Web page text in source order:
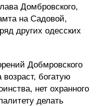
Домбровского,
на Садовой,
других одесских
Добмровского
богатую
нет охранного
делать